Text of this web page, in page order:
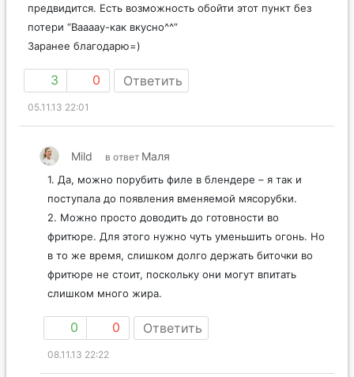
предвидится. Есть возможность обойти этот пункт без
потери “Ваааау-как вкусно^^”
Заранее благодарю=)
3 0 Ответить
05.11.13 22:01
Mild в ответ Маля
1. Да, можно порубить филе в блендере – я так и
поступала до появления вменяемой мясорубки.
2. Можно просто доводить до готовности во
фритюре. Для этого нужно чуть уменьшить огонь. Но
в то же время, слишком долго держать биточки во
фритюре не стоит, поскольку они могут впитать
слишком много жира.
0 0 Ответить
08.11.13 22:22